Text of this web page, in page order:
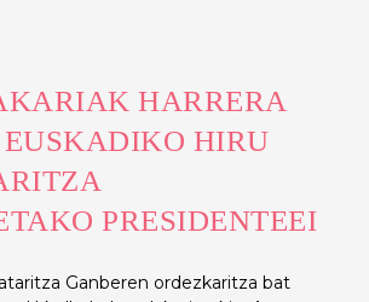
HARRERA
HIRU
PRESIDENTEEI
Ganberen ordezkaritza bat